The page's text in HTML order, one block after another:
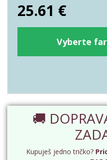
25.61 €
Vyberte
🚚
Kupuješ jedno tričko?